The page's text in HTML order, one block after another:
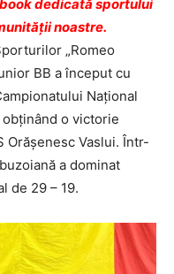
dedicată sportului
noastre.
„Romeo
BB a început cu
Național
o victorie
Vaslui. Într-
a dominat
de 29 – 19.